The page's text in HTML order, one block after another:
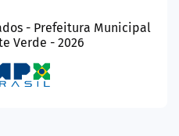
- Prefeitura Municipal
Verde - 2026